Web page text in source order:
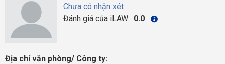
Chưa có nhận xét
Đánh giá của iLAW: 0.0
Địa chỉ văn phòng/ Công ty: